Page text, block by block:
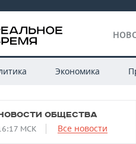
Экономика
ОБЩЕСТВА
МСК Все новости